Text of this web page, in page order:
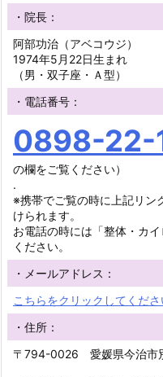
・院長：
阿部功治（アベコウジ）
1974年5月22日生まれ
（男・双子座・Ａ型）
・電話番号：
0898-22-
の欄をご覧ください）
.
※携帯でご覧の時に上記リン
けられます。
お電話の時には「整体・カ
ください。
・メールアドレス：
こちらをクリックしてくださ
・住所：
〒794-0026 愛媛県今治市